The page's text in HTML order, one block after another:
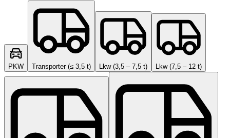
PKW Transporter (≤ 3,5 t) Lkw (3,5 – 7,5 t) Lkw (7,5 – 12 t)